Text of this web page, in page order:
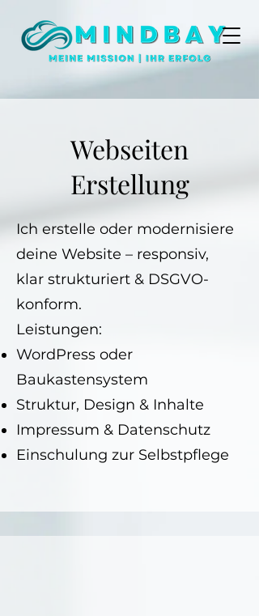
Webseiten
Erstellung
Ich erstelle oder modernisiere
deine Website – responsiv,
klar strukturiert & DSGVO-
konform.
Leistungen:
WordPress oder
Baukastensystem
Struktur, Design & Inhalte
Impressum & Datenschutz
Einschulung zur Selbstpflege